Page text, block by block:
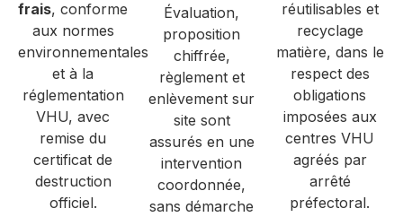
frais, conforme
aux normes
environnementales
et à la
réglementation
VHU, avec
remise du
certificat de
destruction
officiel.
Évaluation,
proposition
chiffrée,
règlement et
enlèvement sur
site sont
assurés en une
intervention
coordonnée,
sans démarche
réutilisables et
recyclage
matière, dans le
respect des
obligations
imposées aux
centres VHU
agréés par
arrêté
préfectoral.